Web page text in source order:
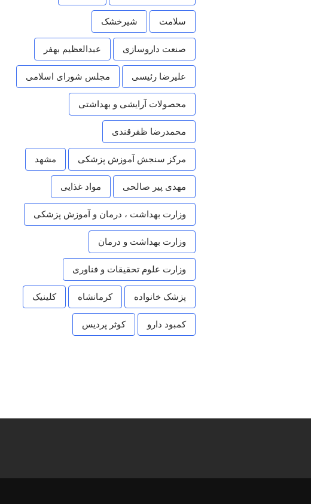
سلامت شیرخشک
صنعت داروسازی عبدالعظیم بهفر
علیرضا رئیسی مجلس شورای اسلامی
محصولات آرایشی و بهداشتی
محمدرضا ظفرقندی
مرکز سنجش آموزش پزشکی مشهد
مهدی پیر صالحی مواد غذایی
وزارت بهداشت ، درمان و آموزش پزشکی
وزارت بهداشت و درمان
وزارت علوم تحقیقات و فناوری
پزشک خانواده کرمانشاه کلینیک
کمبود دارو کوثر پردیس